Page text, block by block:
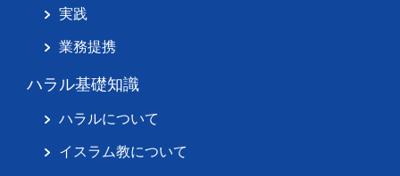
実践
業務提携
ハラル基礎知識
ハラルについて
イスラム教について